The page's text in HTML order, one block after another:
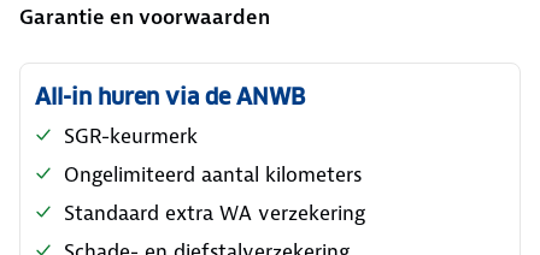
Garantie en voorwaarden
All-in huren via de ANWB
SGR-keurmerk
Ongelimiteerd aantal kilometers
Standaard extra WA verzekering